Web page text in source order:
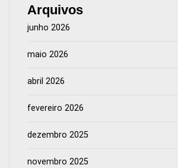
Arquivos
junho 2026
maio 2026
abril 2026
fevereiro 2026
dezembro 2025
novembro 2025